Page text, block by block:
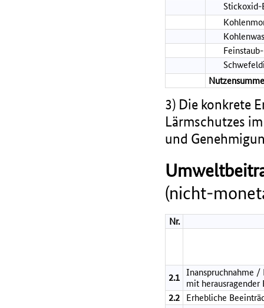
Stickoxid-
3) Die konkrete
Lärmschutzes
und
(nicht-
Nr.
2.1 Inanspruchnahme /
mit herausragender
2.2
Erhebliche